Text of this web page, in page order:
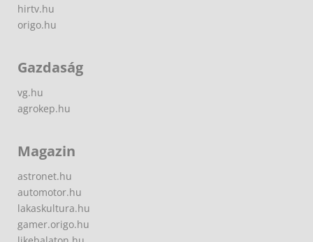
hirtv.hu
origo.hu
Gazdaság
vg.hu
agrokep.hu
Magazin
astronet.hu
automotor.hu
lakaskultura.hu
gamer.origo.hu